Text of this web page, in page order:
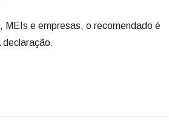
MEIs e empresas, o recomendado é
declaração.